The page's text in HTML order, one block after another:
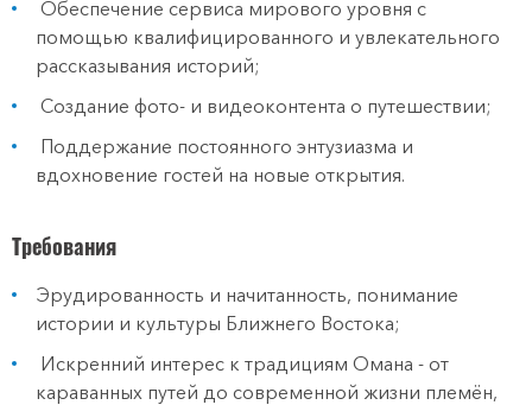
Обеспечение сервиса мирового уровня с
помощью квалифицированного и увлекательного
рассказывания историй;
Создание фото- и видеоконтента о путешествии;
Поддержание постоянного энтузиазма и
вдохновение гостей на новые открытия.
Требования
Эрудированность и начитанность, понимание
истории и культуры Ближнего Востока;
Искренний интерес к традициям Омана - от
караванных путей до современной жизни племён,